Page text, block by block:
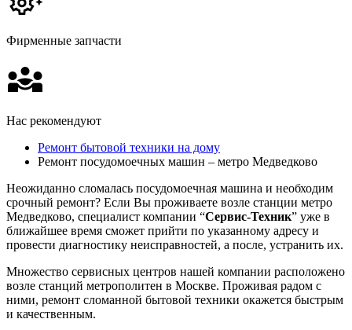
Фирменные запчасти
Нас рекомендуют
Ремонт бытовой техники на дому
Ремонт посудомоечных машин – метро Медведково
Неожиданно сломалась посудомоечная машина и необходим
срочный ремонт? Если Вы проживаете возле станции метро
Медведково, специалист компании “Сервис-Техник” уже в
ближайшее время сможет прийти по указанному адресу и
провести диагностику неисправностей, а после, устранить их.
Множество сервисных центров нашей компании расположено
возле станций метрополитен в Москве. Проживая радом с
ними, ремонт сломанной бытовой техники окажется быстрым
и качественным.